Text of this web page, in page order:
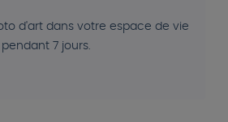
d'art dans votre espace de vie
pendant 7 jours.